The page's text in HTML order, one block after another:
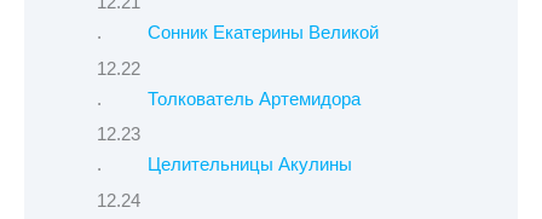
Сонник Екатерины Великой
Толкователь Артемидора
Целительницы Акулины